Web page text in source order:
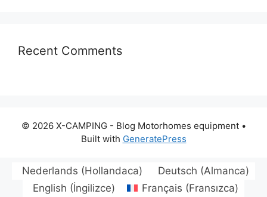
Recent Comments
© 2026 X-CAMPING - Blog Motorhomes equipment•
Built with GeneratePress
Nederlands (Hollandaca) Deutsch (Almanca)
English (İngilizce) Français (Fransızca)